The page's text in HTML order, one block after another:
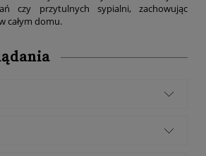
czy przytulnych sypialni, zachowując
całym domu.